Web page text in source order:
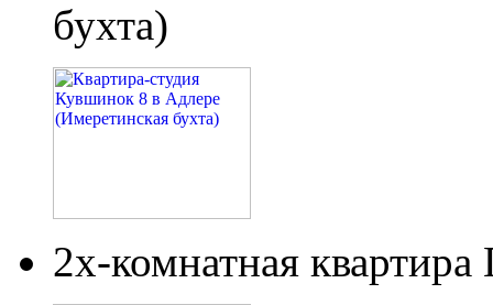
бухта)
2х-комнатная